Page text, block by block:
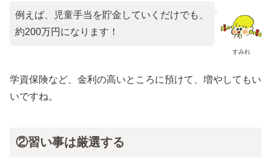
すみれ
例えば、児童手当を貯金していくだけでも、
約200万円になります！
学資保険など、金利の高いところに預けて、増やしてもい
いですね。
②習い事は厳選する